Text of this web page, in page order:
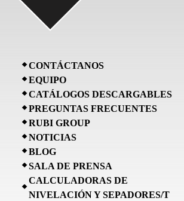
CONTÁCTANOS
EQUIPO
CATÁLOGOS DESCARGABLES
PREGUNTAS FRECUENTES
RUBI GROUP
NOTICIAS
BLOG
SALA DE PRENSA
CALCULADORAS DE
NIVELACIÓN Y SEPADORES/T